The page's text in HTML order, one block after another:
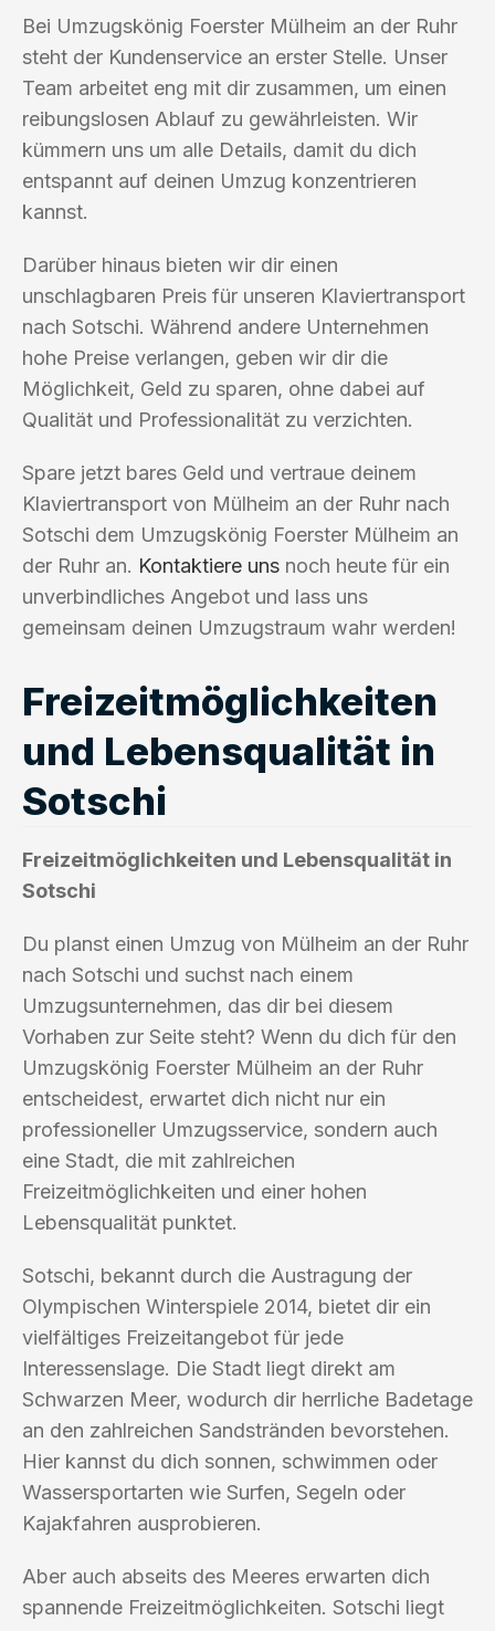
Bei Umzugskönig Foerster Mülheim an der Ruhr
steht der Kundenservice an erster Stelle. Unser
Team arbeitet eng mit dir zusammen, um einen
reibungslosen Ablauf zu gewährleisten. Wir
kümmern uns um alle Details, damit du dich
entspannt auf deinen Umzug konzentrieren
kannst.
Darüber hinaus bieten wir dir einen
unschlagbaren Preis für unseren Klaviertransport
nach Sotschi. Während andere Unternehmen
hohe Preise verlangen, geben wir dir die
Möglichkeit, Geld zu sparen, ohne dabei auf
Qualität und Professionalität zu verzichten.
Spare jetzt bares Geld und vertraue deinem
Klaviertransport von Mülheim an der Ruhr nach
Sotschi dem Umzugskönig Foerster Mülheim an
der Ruhr an. Kontaktiere uns noch heute für ein
unverbindliches Angebot und lass uns
gemeinsam deinen Umzugstraum wahr werden!
Freizeitmöglichkeiten
und Lebensqualität in
Sotschi
Freizeitmöglichkeiten und Lebensqualität in
Sotschi
Du planst einen Umzug von Mülheim an der Ruhr
nach Sotschi und suchst nach einem
Umzugsunternehmen, das dir bei diesem
Vorhaben zur Seite steht? Wenn du dich für den
Umzugskönig Foerster Mülheim an der Ruhr
entscheidest, erwartet dich nicht nur ein
professioneller Umzugsservice, sondern auch
eine Stadt, die mit zahlreichen
Freizeitmöglichkeiten und einer hohen
Lebensqualität punktet.
Sotschi, bekannt durch die Austragung der
Olympischen Winterspiele 2014, bietet dir ein
vielfältiges Freizeitangebot für jede
Interessenslage. Die Stadt liegt direkt am
Schwarzen Meer, wodurch dir herrliche Badetage
an den zahlreichen Sandstränden bevorstehen.
Hier kannst du dich sonnen, schwimmen oder
Wassersportarten wie Surfen, Segeln oder
Kajakfahren ausprobieren.
Aber auch abseits des Meeres erwarten dich
spannende Freizeitmöglichkeiten. Sotschi liegt